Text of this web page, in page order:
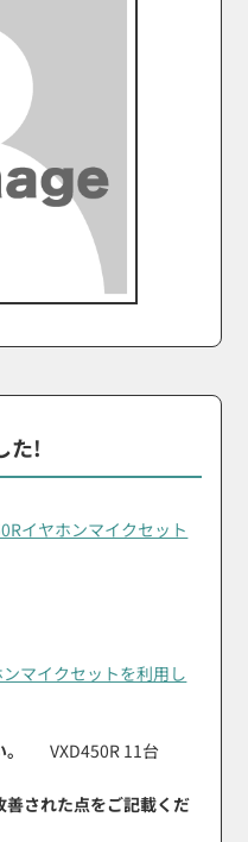
た!
イヤホンマイクセット
ンマイクセットを利用し
VXD450R 11台
善された点をご記載くだ